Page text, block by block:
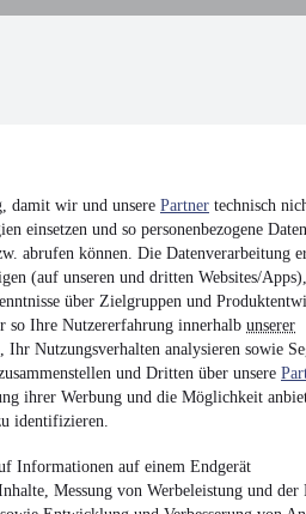
damit wir und unsere Partner technisch
einsetzen und so personenbezogene
abrufen können. Die Datenverarbeitung
(auf unseren und dritten Websites/
über Zielgruppen und
so Ihre Nutzererfahrung innerhalb unserer
Ihr Nutzungsverhalten analysieren sowie
und Dritten über unsere
ihrer Werbung und die Möglichkeit
identifizieren.
Informationen auf einem Endgerät
Messung von Werbeleistung und der